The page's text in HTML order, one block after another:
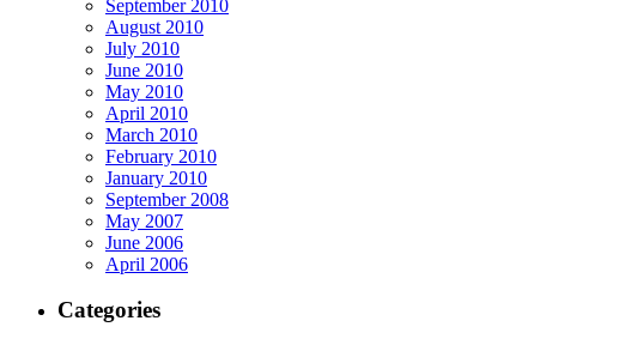
September 2010
August 2010
July 2010
June 2010
May 2010
April 2010
March 2010
February 2010
January 2010
September 2008
May 2007
June 2006
April 2006
Categories